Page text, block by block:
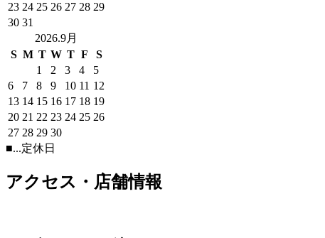
23 24 25 26 27 28 29
30 31
2026.9月
S M T W T F
S
1
2 3 4
5
6
7 8 9 10 11 12
13 14 15 16 17 18 19
20 21 22 23 24 25 26
27 28 29 30
■...定休日
アクセス・店舗情報